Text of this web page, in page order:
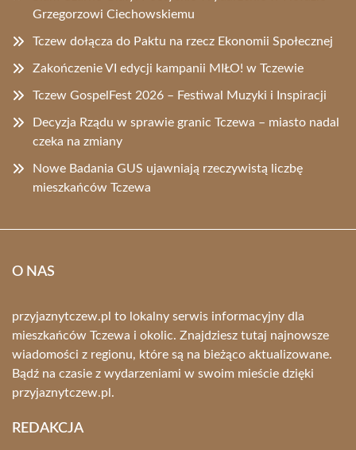
Grzegorzowi Ciechowskiemu
Tczew dołącza do Paktu na rzecz Ekonomii Społecznej
Zakończenie VI edycji kampanii MIŁO! w Tczewie
Tczew GospelFest 2026 – Festiwal Muzyki i Inspiracji
Decyzja Rządu w sprawie granic Tczewa – miasto nadal
czeka na zmiany
Nowe Badania GUS ujawniają rzeczywistą liczbę
mieszkańców Tczewa
O NAS
przyjaznytczew.pl to lokalny serwis informacyjny dla
mieszkańców Tczewa i okolic. Znajdziesz tutaj najnowsze
wiadomości z regionu, które są na bieżąco aktualizowane.
Bądź na czasie z wydarzeniami w swoim mieście dzięki
przyjaznytczew.pl.
REDAKCJA